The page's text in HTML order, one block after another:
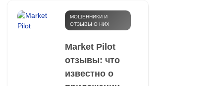
МОШЕННИКИ И
ОТЗЫВЫ О НИХ
Market Pilot
отзывы: что
известно о